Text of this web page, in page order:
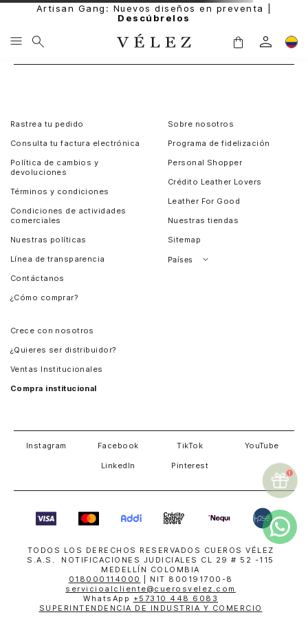
Artisan Gang: Nuevos diseños en preventa |
Descúbrelos
Rastrea tu pedido
Consulta tu factura electrónica
Política de cambios y
devoluciones
Términos y condiciones
Condiciones de actividades
comerciales
Nuestras políticas
Línea de transparencia
Contáctanos
¿Cómo comprar?
Sobre nosotros
Programa de fidelización
Personal Shopper
Crédito Leather Lovers
Leather For Good
Nuestras tiendas
Sitemap
Países
Crece con nosotros
¿Quieres ser distribuidor?
Ventas Institucionales
Compra institucional
Instagram Facebook TikTok YouTube
LinkedIn Pinterest
TODOS LOS DERECHOS RESERVADOS CUEROS VÉLEZ
S.A.S. NOTIFICACIONES JUDICIALES CL 29 # 52 -115
MEDELLÍN COLOMBIA
018000114000
| NIT 800191700-8
servicioalcliente@cuerosvelez.com
WhatsApp +57310 448 6083
SUPERINTENDENCIA DE INDUSTRIA Y COMERCIO